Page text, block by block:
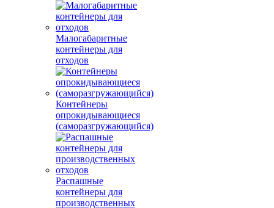
Малогабаритные
контейнеры для
отходов
Контейнеры
опрокидывающиеся
(саморазгружающийся)
Распашные
контейнеры для
производственных